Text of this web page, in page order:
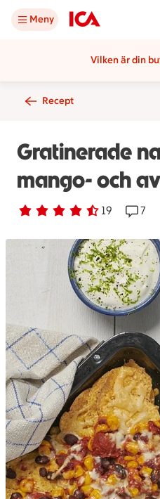
Meny
Vilken är din
Recept
Gratinerade
mango- och
Betyg 4.6 av 5. 19
19 personer har röstat 7